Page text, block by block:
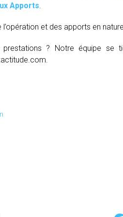
Apports.
et des apports en
prestations ? Notre équipe se